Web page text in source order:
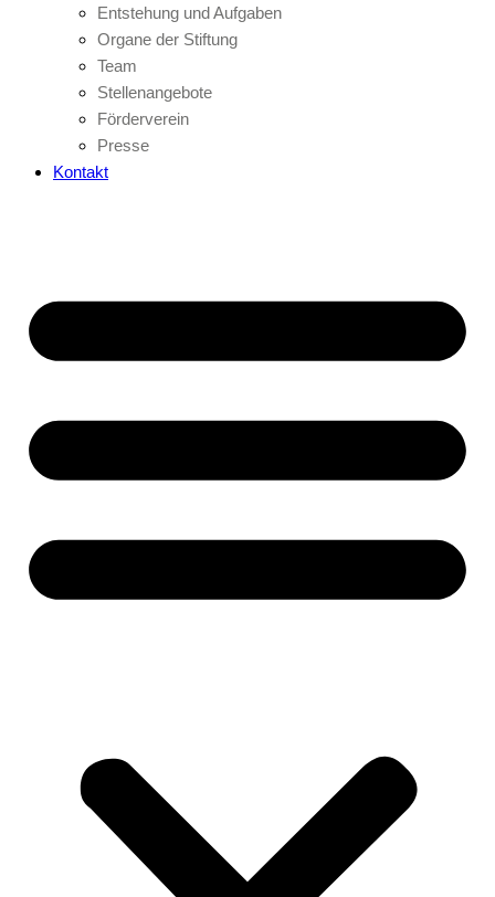
Entstehung und Aufgaben
Organe der Stiftung
Team
Stellenangebote
Förderverein
Presse
Kontakt